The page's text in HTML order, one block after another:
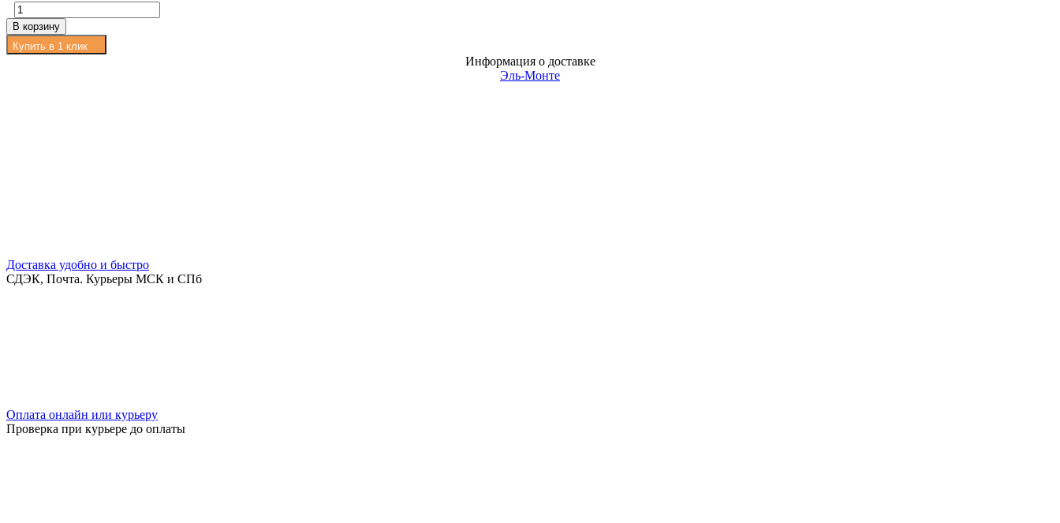
В корзину
Купить в 1 клик
Информация о доставке
Эль-Монте
Доставка удобно и быстро
СДЭК, Почта. Курьеры МСК и СПб
Оплата онлайн или курьеру
Проверка при курьере до оплаты